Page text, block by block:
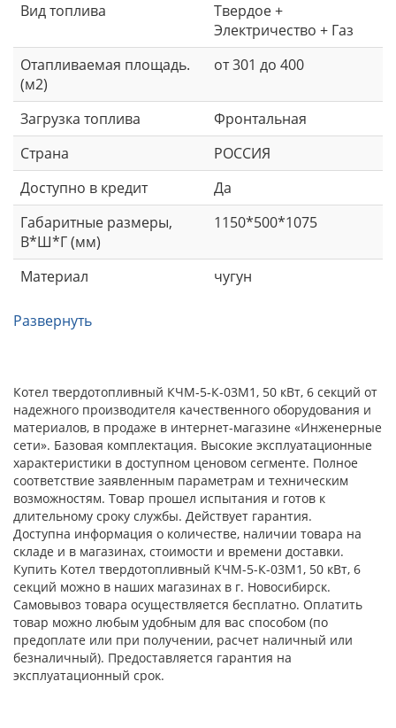
Вид топлива
Твердое +
Электричество + Газ
Отапливаемая площадь.
(м2)
от 301 до 400
Загрузка топлива
Фронтальная
Страна
РОССИЯ
Доступно в кредит
Да
Габаритные размеры,
В*Ш*Г (мм)
1150*500*1075
Материал чугун
Развернуть
Котел твердотопливный КЧМ-5-К-03М1, 50 кВт, 6 секций от
надежного производителя качественного оборудования и
материалов, в продаже в интернет-магазине «Инженерные
сети». Базовая комплектация. Высокие эксплуатационные
характеристики в доступном ценовом сегменте. Полное
соответствие заявленным параметрам и техническим
возможностям. Товар прошел испытания и готов к
длительному сроку службы. Действует гарантия.
Доступна информация о количестве, наличии товара на
складе и в магазинах, стоимости и времени доставки.
Купить Котел твердотопливный КЧМ-5-К-03М1, 50 кВт, 6
секций можно в наших магазинах в г. Новосибирск.
Самовывоз товара осуществляется бесплатно. Оплатить
товар можно любым удобным для вас способом (по
предоплате или при получении, расчет наличный или
безналичный). Предоставляется гарантия на
эксплуатационный срок.